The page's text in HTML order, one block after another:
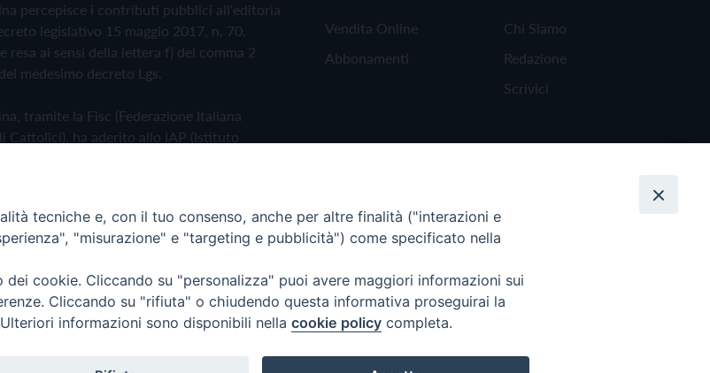
percepisce i contributi pubblici all'editoria
legislativo 15 maggio 2017, n. 70.
resa ai sensi della lettera f) del comma 2
medesimo decreto Lgs.
tramite la Fisc (Federazione Italiana
Cattolici), ha aderito allo IAP (Istituto
Cookie Policy
Vendita Online
Abbonamenti
Chi Siamo
Redazione
Scrivici
tecniche e, con il tuo consenso, anche per altre finalità ("interazioni e
"misurazione" e "targeting e pubblicità") come specificato nella
cookie. Cliccando su "personalizza" puoi avere maggiori informazioni sui
Cliccando su "rifiuta" o chiudendo questa informativa proseguirai la
informazioni sono disponibili nella cookie policy completa.